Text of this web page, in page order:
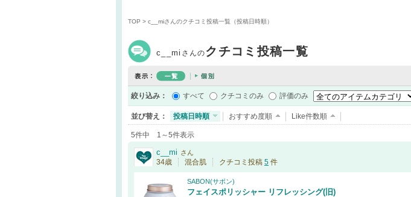
TOP > c__miさんのクチコミ投稿一覧（投稿日時順）
c__mi さんのクチコミ投稿一覧
絞り込み： すべて クチコミのみ 評価のみ
並び替え： 投稿日時順 おすすめ度順 Like件数順
5件中 1～5件表示
c__mi さん
34歳 混合肌 クチコミ投稿 5 件
SABON(サボン)
フェイスポリッシャー リフレッシング(旧)